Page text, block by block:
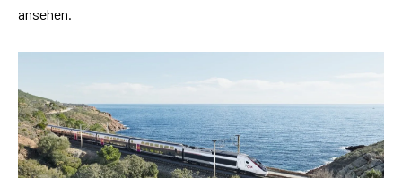
ansehen.